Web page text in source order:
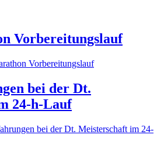
Vorbereitungslauf
Vorbereitungslauf
bei der Dt.
24-h-Lauf
bei der Dt. Meisterschaft im 24-